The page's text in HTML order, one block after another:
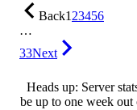
Back123456
…
33Next
Heads up: Server
be up to one week